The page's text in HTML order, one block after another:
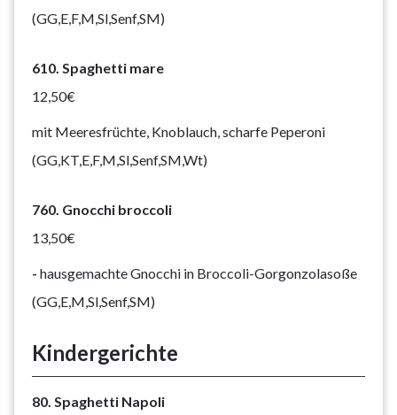
(GG,E,F,M,Sl,Senf,SM)
610. Spaghetti mare
12,50€
mit Meeresfrüchte, Knoblauch, scharfe Peperoni
(GG,KT,E,F,M,Sl,Senf,SM,Wt)
760. Gnocchi broccoli
13,50€
- hausgemachte Gnocchi in Broccoli-Gorgonzolasoße
(GG,E,M,Sl,Senf,SM)
Kindergerichte
80. Spaghetti Napoli